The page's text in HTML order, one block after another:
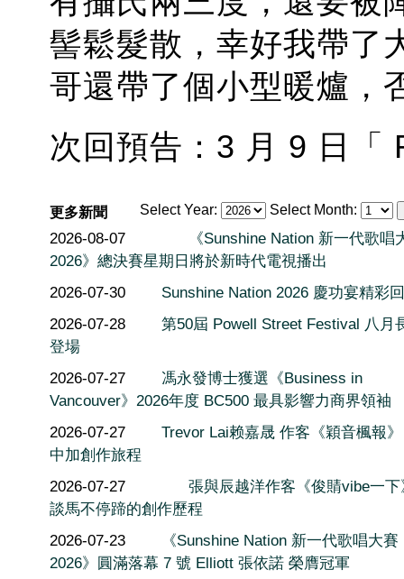
髻鬆髮散，幸好我帶了
哥還帶了個小型暖爐，
次回預告：3 月 9 日「
Select Year: Select Month:
更多新聞
2026-08-07
《Sunshine Nation 新一代歌唱
2026》總決賽星期日將於新時代電視播出
2026-07-30
Sunshine Nation 2026 慶功宴精彩
2026-07-28
第50屆 Powell Street Festival 八月
登場
2026-07-27
馮永發博士獲選《Business in
Vancouver》2026年度 BC500 最具影響力商界領袖
2026-07-27
Trevor Lai赖嘉晟 作客《穎音楓報
中加創作旅程
2026-07-27
張與辰越洋作客《俊䝼vibe一下
談馬不停蹄的創作歷程
2026-07-23
《Sunshine Nation 新一代歌唱大賽
2026》圓滿落幕 7 號 Elliott 張依諾 榮膺冠軍